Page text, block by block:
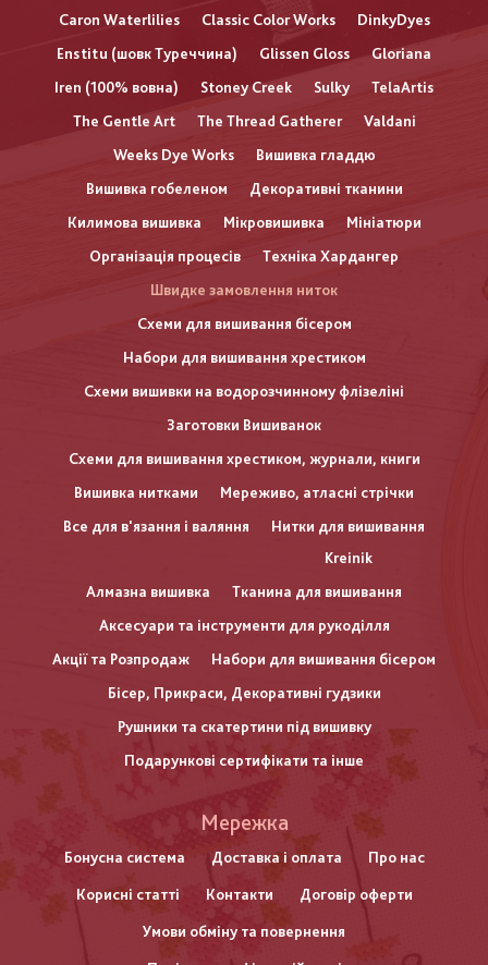
Caron Waterlilies Classic Color Works
DinkyDyes
Enstitu (шовк Туреччина)
Glissen Gloss
Gloriana
Iren (100% вовна)
Stoney Creek Sulky
TelaArtis
The Gentle Art
The Thread Gatherer
Valdani
Weeks Dye Works
Вишивка гладдю
Вишивка гобеленом
Декоративні тканини
Килимова вишивка
Мікровишивка
Мініатюри
Організація процесів
Техніка Хардангер
Швидке замовлення ниток
Схеми для вишивання бісером
Набори для вишивання хрестиком
Схеми вишивки на водорозчинному флізеліні
Заготовки Вишиванок
Схеми для вишивання хрестиком, журнали, книги
Вишивка нитками
Мереживо, атласні стрічки
Все для в'язання і валяння
Нитки для вишивання
Kreinik
Алмазна вишивка
Тканина для вишивання
Аксесуари та інструменти для рукоділля
Акції та Розпродаж
Набори для вишивання бісером
Бісер, Прикраси, Декоративні гудзики
Рушники та скатертини під вишивку
Подарункові сертифікати та інше
нижнього
колонтитулу
Мережка
Бонусна система Доставка і оплата Про нас
Корисні статті Контакти Договір оферти
Умови обміну та повернення